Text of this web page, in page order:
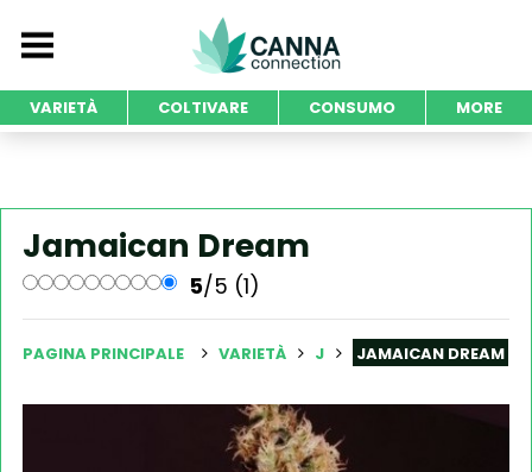
VARIETÀ COLTIVARE CONSUMO MORE
Jamaican Dream
5/5 (1)
PAGINA PRINCIPALE VARIETÀ J JAMAICAN DREAM